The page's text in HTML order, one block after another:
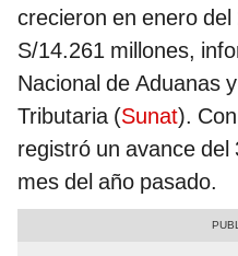
crecieron en enero
S/14.261 millones,
Nacional de Aduanas
Tributaria (Sunat).
registró un avance
mes del año pasado.